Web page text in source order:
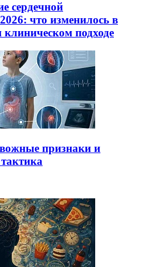
сердечной
что изменилось в
подходе
признаки и